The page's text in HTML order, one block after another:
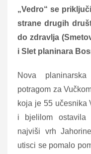
„Vedro“ se
strane drugih
do zdravlja
i Slet planinara
Nova
potragom za
koja je 55 učesnika
i bjelilom ostavila
najviši vrh
utisci se pomalo